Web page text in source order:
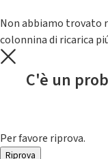
Non abbiamo trovato
colonnina di ricarica
C'è un
Per favore riprova.
Riprova